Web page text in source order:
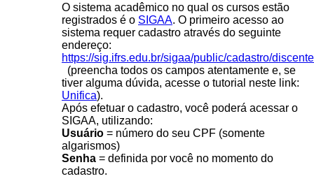
O sistema acadêmico no qual os cursos estão
registrados é o SIGAA. O primeiro acesso ao
sistema requer cadastro através do seguinte
endereço:
https://sig.ifrs.edu.br/sigaa/public/cadastro/
(preencha todos os campos atentamente e, se
tiver alguma dúvida, acesse o tutorial neste link:
Unifica).
Após efetuar o cadastro, você poderá acessar o
SIGAA, utilizando:
Usuário = número do seu CPF (somente
algarismos)
Senha = definida por você no momento do
cadastro.